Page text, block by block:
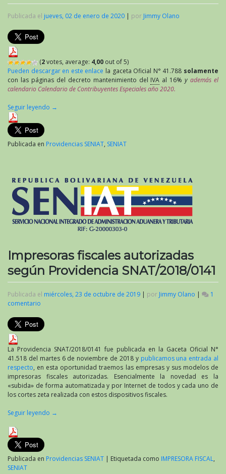
Publicada el jueves, 02 de enero de 2020 | por Jimmy Olano
(2votes, average: 4,00 out of 5)
Pueden descargar en este enlace la gaceta Oficial N° 41.788 solamente
con las páginas del decreto mantenimiento del IVA al 16%yademás el
calendario Calendario de Contribuyentes Especiales año 2020.
Seguir leyendo →
Publicada en Providencias SENIAT, SENIAT
Impresoras fiscales autorizadas
según Providencia SNAT/2018/0141
Publicada el miércoles, 23 de octubre de 2019 | por Jimmy Olano |
1
comentario
fiscales
autorizadas
Providencia
SNAT/2018/0141
La Providencia SNAT/2018/0141 fue publicada en la Gaceta Oficial N°
41.518 del martes 6 de noviembre de 2018 y publicamos una entrada al
respecto, en esta oportunidad traemos las empresas y sus modelos de
impresoras fiscales autorizadas. Esencialmente la novedad es la
«subida» de forma automatizada y por Internet de todos y cada uno de
los cortes zeta realizada con estos dispositivos fiscales.
Seguir leyendo →
Publicada en Providencias SENIAT | Etiquetada como IMPRESORA FISCAL,
SENIAT